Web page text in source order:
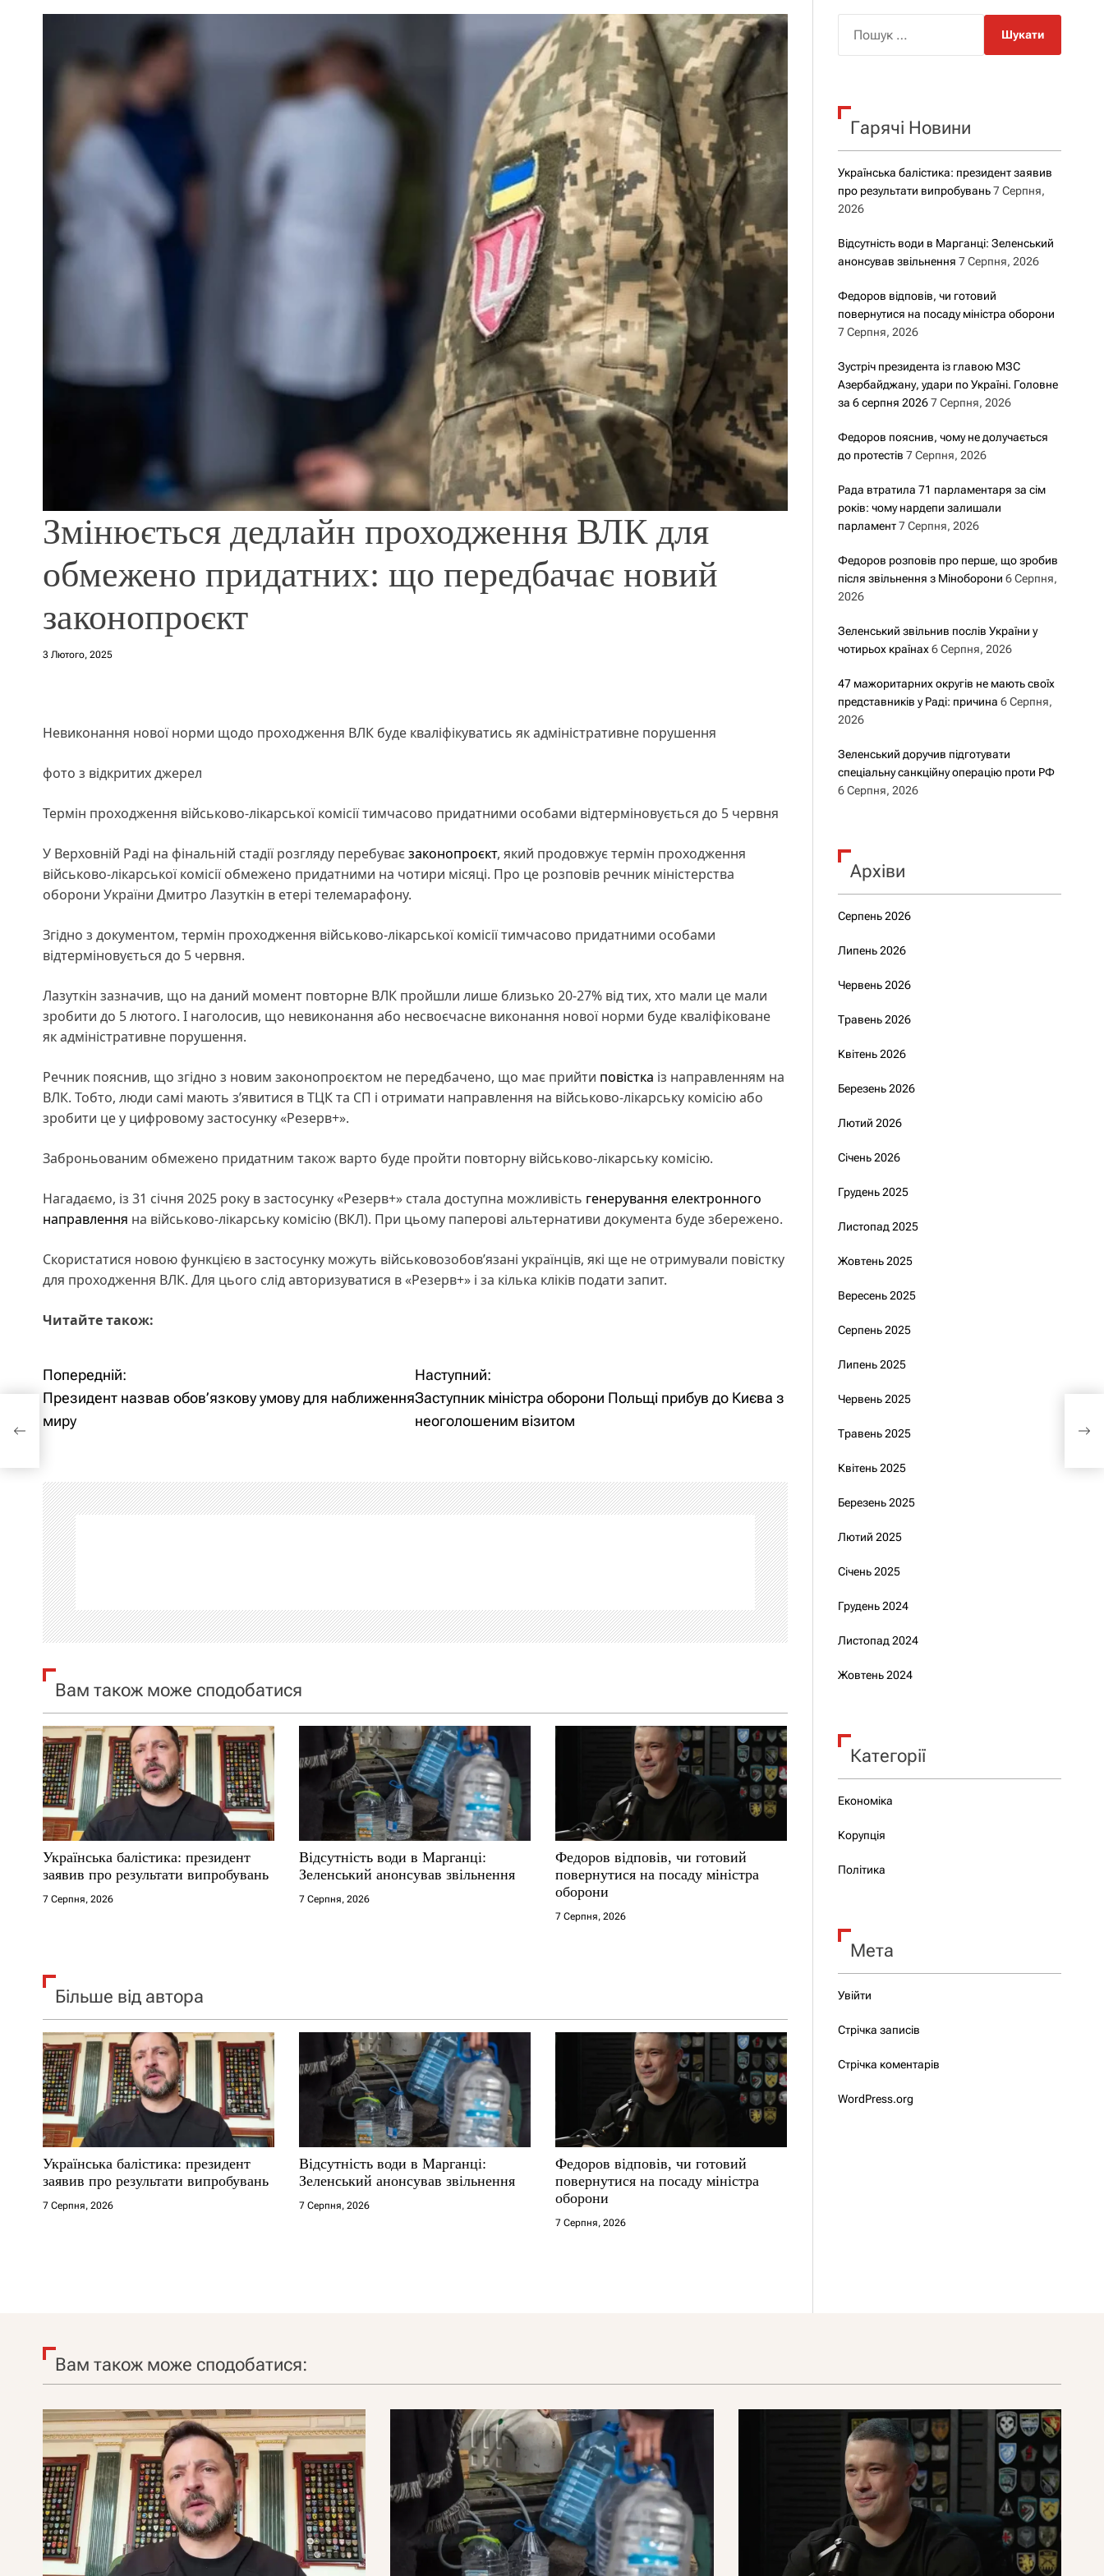
р
о
у
Змінюється дедлайн проходження ВЛК для
обмежено придатних: що передбачає новий
законопроєкт
3 Лютого, 2025
Невиконання нової норми щодо проходження ВЛК буде кваліфікуватись як адміністративне порушення
фото з відкритих джерел
Термін проходження військово-лікарської комісії тимчасово придатними особами відтерміновується до 5 червня
У Верховній Раді на фінальній стадії розгляду перебуваєзаконопроєкт, який продовжує термін проходження
військово-лікарської комісії обмежено придатними на чотири місяці. Про це розповів речник міністерства
оборони України Дмитро Лазуткін в етері телемарафону.
Згідно з документом, термін проходження військово-лікарської комісії тимчасово придатними особами
відтерміновується до 5 червня.
Лазуткін зазначив, що на даний момент повторне ВЛК пройшли лише близько 20-27% від тих, хто мали це мали
зробити до 5 лютого. І наголосив, що невиконання або несвоєчасне виконання нової норми буде кваліфіковане
як адміністративне порушення.
Речник пояснив, що згідно з новим законопроєктом не передбачено, що має прийти повістка із направленням на
ВЛК. Тобто, люди самі мають з’явитися в ТЦК та СП і отримати направлення на військово-лікарську комісію або
зробити це у цифровому застосунку «Резерв+».
Заброньованим обмежено придатним також варто буде пройти повторну військово-лікарську комісію.
Нагадаємо, із 31 січня 2025 року в застосунку «Резерв+» стала доступна можливість генерування електронного
направлення на військово-лікарську комісію (ВКЛ). При цьому паперові альтернативи документа буде збережено.
Скористатися новою функцією в застосунку можуть військовозобов’язані українців, які ще не отримували повістку
для проходження ВЛК. Для цього слід авторизуватися в «Резерв+» і за кілька кліків подати запит.
Читайте також:
Н
а
і
г
а
ц
і
я
а
п
и
с
і
в
Попередній:
Президент назвав обов’язкову умову для наближення
миру
Наступний:
Заступник міністра оборони Польщі прибув до Києва з
неоголошеним візитом
Вам також може сподобатися
Українська балістика: президент
заявив про результати випробувань
7 Серпня, 2026
Відсутність води в Марганці:
Зеленський анонсував звільнення
7 Серпня, 2026
Федоров відповів, чи готовий
повернутися на посаду міністра
оборони
7 Серпня, 2026
Більше від автора
Українська балістика: президент
заявив про результати випробувань
7 Серпня, 2026
Відсутність води в Марганці:
Зеленський анонсував звільнення
7 Серпня, 2026
Федоров відповів, чи готовий
повернутися на посаду міністра
оборони
7 Серпня, 2026
к
Гарячі Новини
Українська балістика: президент заявив
про результати випробувань 7 Серпня,
2026
Відсутність води в Марганці: Зеленський
анонсував звільнення 7 Серпня, 2026
Федоров відповів, чи готовий
повернутися на посаду міністра оборони
7 Серпня, 2026
Зустріч президента із главою МЗС
Азербайджану, удари по Україні. Головне
за 6 серпня 2026 7 Серпня, 2026
Федоров пояснив, чому не долучається
до протестів 7 Серпня, 2026
Рада втратила 71 парламентаря за сім
років: чому нардепи залишали
парламент 7 Серпня, 2026
Федоров розповів про перше, що зробив
після звільнення з Міноборони 6 Серпня,
2026
Зеленський звільнив послів України у
чотирьох країнах 6 Серпня, 2026
47 мажоритарних округів не мають своїх
представників у Раді: причина 6 Серпня,
2026
Зеленський доручив підготувати
спеціальну санкційну операцію проти РФ
6 Серпня, 2026
Архіви
Серпень 2026
Липень 2026
Червень 2026
Травень 2026
Квітень 2026
Березень 2026
Лютий 2026
Січень 2026
Грудень 2025
Листопад 2025
Жовтень 2025
Вересень 2025
Серпень 2025
Липень 2025
Червень 2025
Травень 2025
Квітень 2025
Березень 2025
Лютий 2025
Січень 2025
Грудень 2024
Листопад 2024
Жовтень 2024
Категорії
Економіка
Корупція
Політика
Мета
Увійти
Стрічка записів
Стрічка коментарів
WordPress.org
Вам також може сподобатися: